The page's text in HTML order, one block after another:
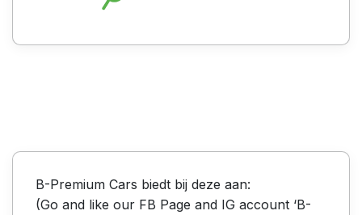
B-Premium Cars biedt bij deze aan:
(Go and like our FB Page and IG account ‘B-